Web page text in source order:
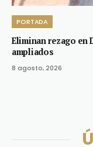
PORTADA
Eliminan rezago en
ampliados
8 agosto, 2026